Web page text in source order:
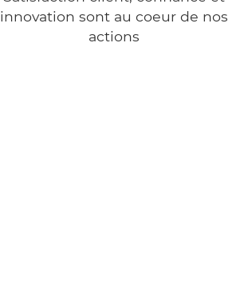
innovation sont au coeur de nos
actions